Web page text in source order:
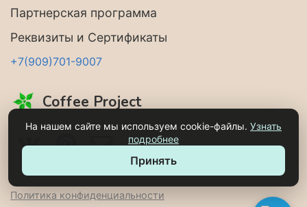
Партнерская программа
Реквизиты и Сертификаты
+7(909)701-9007
Coffee Project
Политика конфиденциальности
На нашем сайте мы используем cookie-файлы. Узнать
подробнее
Принять